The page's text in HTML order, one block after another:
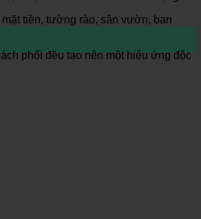
tiền, tường rào, sân vườn, ban
phối đều tạo nên một hiệu ứng độc